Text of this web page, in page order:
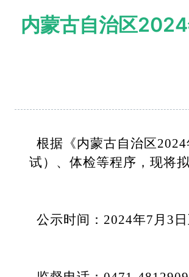
内蒙古自治区
根据 《内蒙古自治区
试） 、 体检等程序，现将
公示时间：2024年7月3